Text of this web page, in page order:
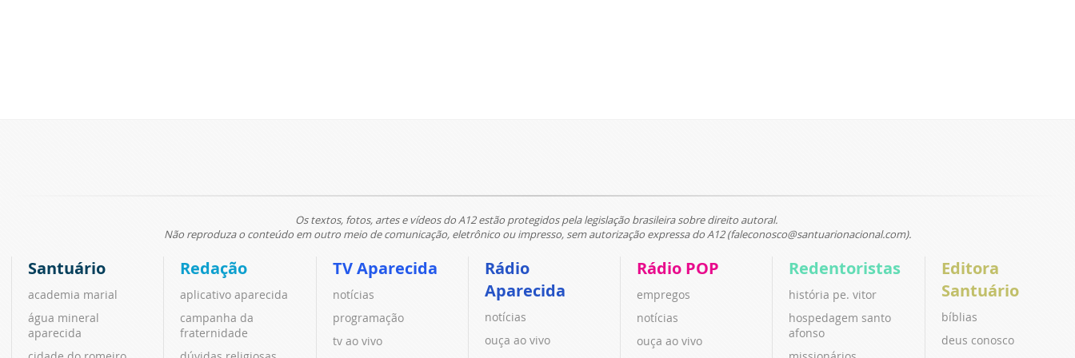
Os textos, fotos, artes e vídeos do A12 estão protegidos pela legislação brasileira sobre direito autoral.
Não reproduza o conteúdo em outro meio de comunicação, eletrônico ou impresso, sem autorização expressa do A12 (faleconosco@santuarionacional.com).
Santuário
academia marial
água mineral
aparecida
Redação
aplicativo aparecida
campanha da
fraternidade
TV Aparecida
notícias
programação
tv ao vivo
Rádio
Aparecida
notícias
ouça ao vivo
Rádio POP
empregos
notícias
ouça ao vivo
Redentoristas
história pe. vitor
hospedagem santo
afonso
Editora
Santuário
bíblias
deus conosco